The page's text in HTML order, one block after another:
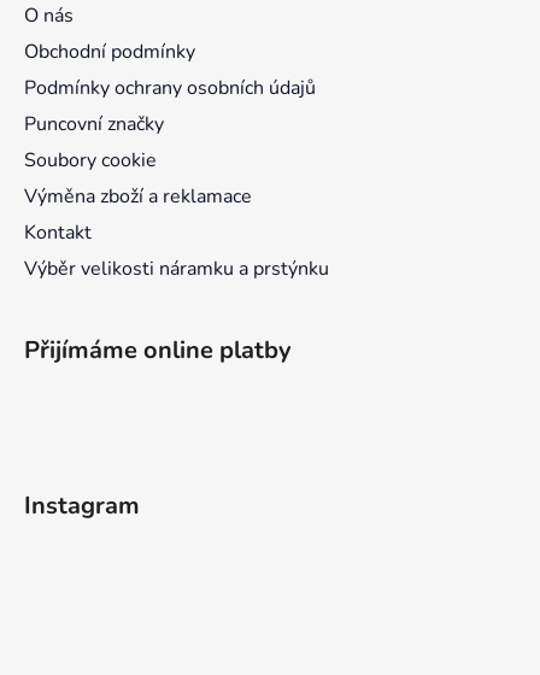
O nás
Obchodní podmínky
Podmínky ochrany osobních údajů
Puncovní značky
Soubory cookie
Výměna zboží a reklamace
Kontakt
Výběr velikosti náramku a prstýnku
Přijímáme online platby
Instagram